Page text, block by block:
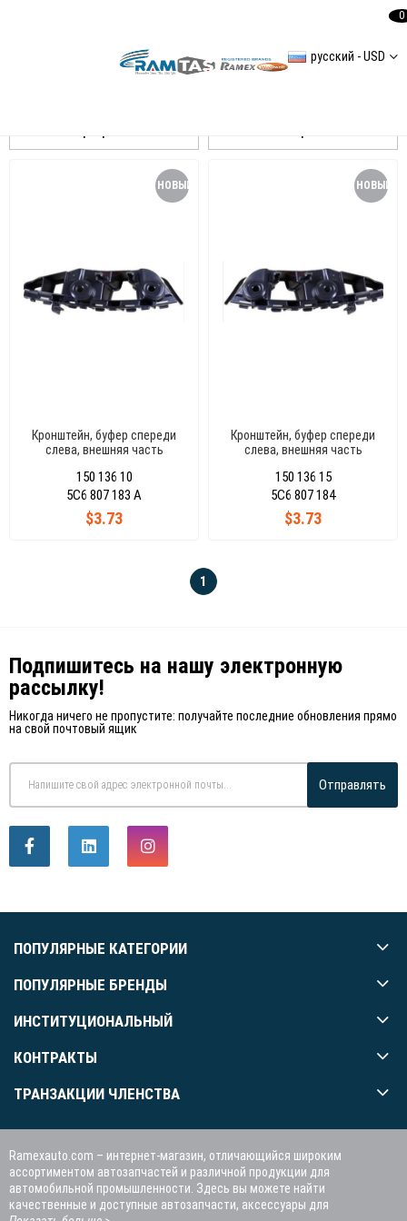
русский - USD
0
Кронштейн, буфер спереди
слева, внешняя часть
5C6807183A
150 136 10
$3.73
НОВЫЙ
5C6 807 183 A
Кронштейн, буфер спереди
слева, внешняя часть
5C6807184A
150 136 15
$3.73
НОВЫЙ
5C6 807 184
1
Подпишитесь на нашу электронную
рассылку!
Никогда ничего не пропустите: получайте последние обновления прямо
на свой почтовый ящик
Отправлять
ПОПУЛЯРНЫЕ КАТЕГОРИИ
ПОПУЛЯРНЫЕ БРЕНДЫ
ИНСТИТУЦИОНАЛЬНЫЙ
КОНТРАКТЫ
ТРАНЗАКЦИИ ЧЛЕНСТВА
Ramexauto.com – интернет-магазин, отличающийся широким
ассортиментом автозапчастей и различной продукции для
автомобильной промышленности. Здесь вы можете найти
качественные и доступные автозапчасти, аксессуары для